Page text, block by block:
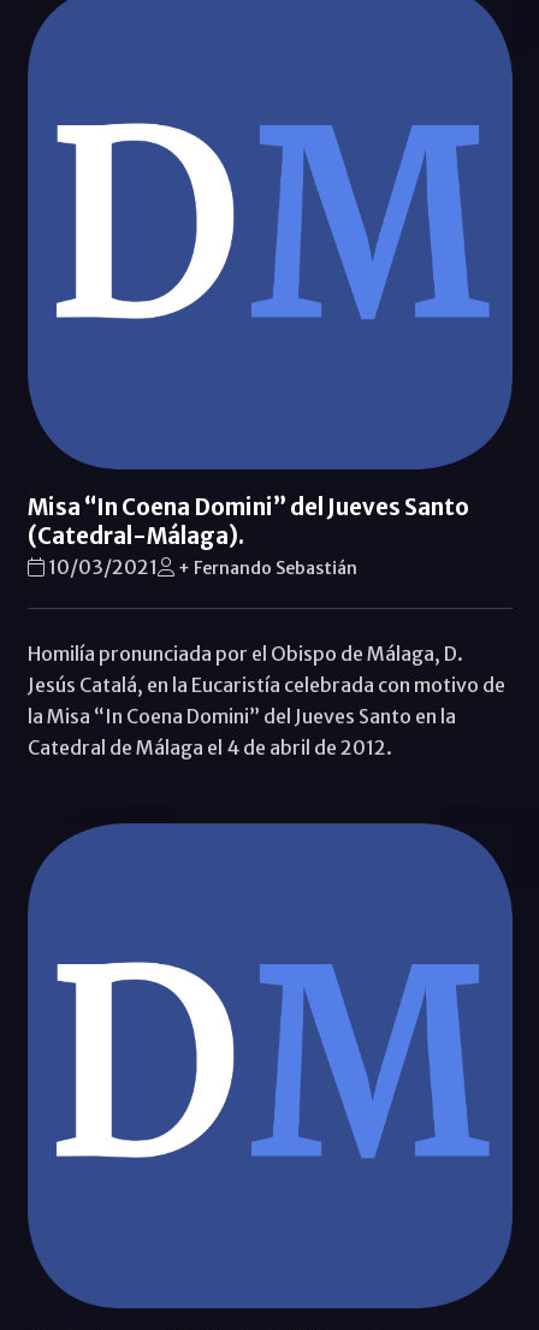
Misa “In Coena Domini” del Jueves Santo
(Catedral-Málaga).
10/03/2021 + Fernando Sebastián
Homilía pronunciada por el Obispo de Málaga, D.
Jesús Catalá, en la Eucaristía celebrada con motivo de
la Misa “In Coena Domini” del Jueves Santo en la
Catedral de Málaga el 4 de abril de 2012.